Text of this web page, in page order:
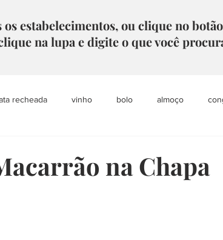
os estabelecimentos, ou clique no
na lupa e digite o que você
recheada vinho bolo almoço
na Chapa